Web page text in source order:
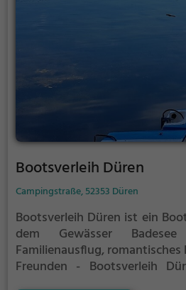
Bootsverleih Düren
Campingstraße, 52353 Düren
Bootsverleih Düren ist ein
dem Gewässer Badesee
Familienausflug,
Freunden - Bootsverleih